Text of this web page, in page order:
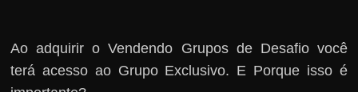
Ao adquirir o Vendendo Grupos de Desafio você
terá acesso ao Grupo Exclusivo. E Porque isso é